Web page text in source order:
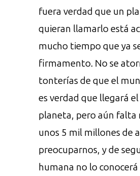
fuera verdad que un
quieran llamarlo está
mucho tiempo que ya
firmamento. No se
tonterías de que el
es verdad que llegará
planeta, pero aún falta
unos 5 mil millones de
preocuparnos, y de
humana no lo conocerá